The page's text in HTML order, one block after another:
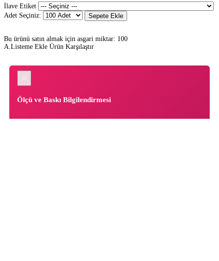
İlave Etiket
Adet Seçiniz:
Sepete Ekle
Bu ürünü satın almak için asgari miktar: 100
A.Listeme Ekle Ürün Karşılaştır
Ölçü ve Baskı Bilgilendirmesi